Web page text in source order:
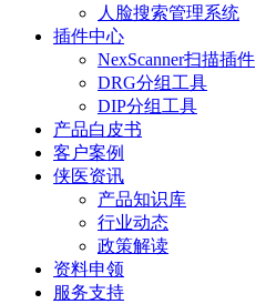
人脸搜索管理系统
插件中心
NexScanner扫描插件
DRG分组工具
DIP分组工具
产品白皮书
客户案例
侠医资讯
产品知识库
行业动态
政策解读
资料申领
服务支持